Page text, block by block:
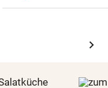
chevron_right